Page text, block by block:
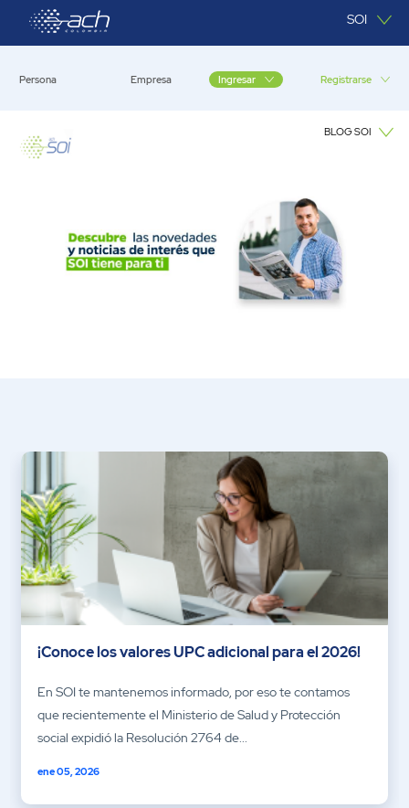
Saltar al contenido principal SOI
Persona Empresa Ingresar Registrarse
BLOG SOI
¡Conoce los valores UPC adicional para el 2026!
En SOI te mantenemos informado, por eso te contamos
que recientemente el Ministerio de Salud y Protección
social expidió la Resolución 2764 de...
ene 05, 2026